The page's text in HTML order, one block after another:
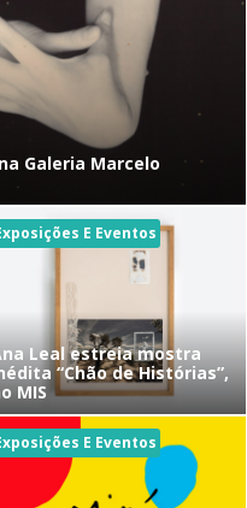
Galeria Marcelo
E Eventos
Leal estreia mostra
“Chão de Histórias”,
MIS
E Eventos